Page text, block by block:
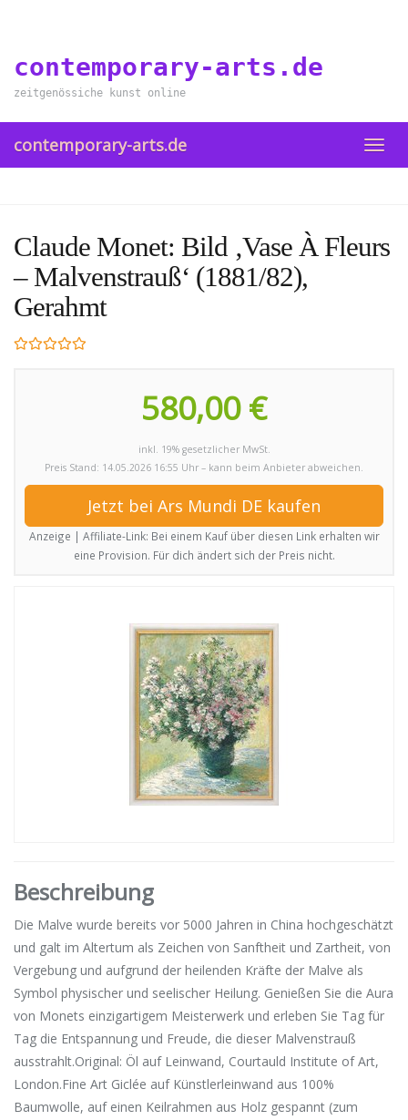
content
contemporary-arts.de
zeitgenössiche kunst online
contemporary-arts.de
Claude Monet: Bild ‚Vase À Fleurs
– Malvenstrauß‘ (1881/82),
Gerahmt
580,00 €
inkl. 19% gesetzlicher MwSt.
Preis Stand: 14.05.2026 16:55 Uhr – kann beim Anbieter abweichen.
Jetzt bei Ars Mundi DE kaufen
Anzeige | Affiliate-Link: Bei einem Kauf über diesen Link erhalten wir
eine Provision. Für dich ändert sich der Preis nicht.
Beschreibung
Die Malve wurde bereits vor 5000 Jahren in China hochgeschätzt
und galt im Altertum als Zeichen von Sanftheit und Zartheit, von
Vergebung und aufgrund der heilenden Kräfte der Malve als
Symbol physischer und seelischer Heilung. Genießen Sie die Aura
von Monets einzigartigem Meisterwerk und erleben Sie Tag für
Tag die Entspannung und Freude, die dieser Malvenstrauß
ausstrahlt.Original: Öl auf Leinwand, Courtauld Institute of Art,
London.Fine Art Giclée auf Künstlerleinwand aus 100%
Baumwolle, auf einen Keilrahmen aus Holz gespannt (zum